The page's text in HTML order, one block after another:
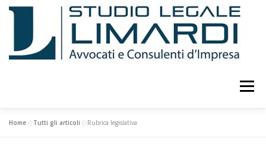
Passa
Menu
Home »Tutti gli articoli »Rubrica legislativa